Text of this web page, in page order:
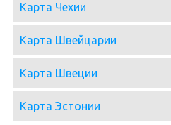
Карта Чехии
Карта Швейцарии
Карта Швеции
Карта Эстонии